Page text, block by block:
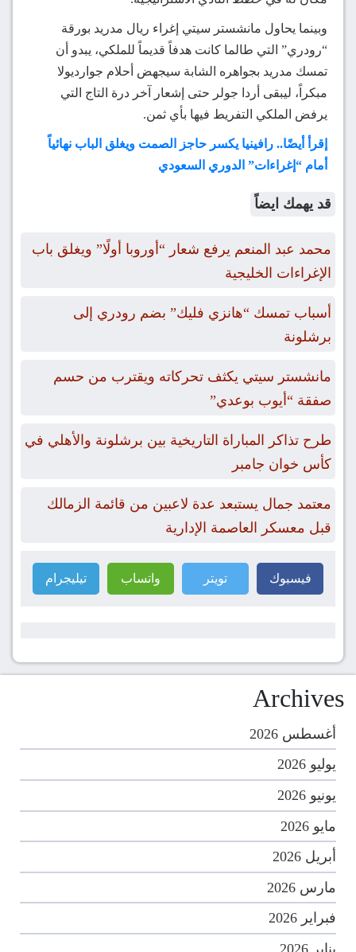
وبينما يحاول مانشستر سيتي إغراء ريال مدريد بورقة
“رودري” التي طالما كانت هدفاً قديماً للملكي، يبدو أن
تمسك مدريد بجواهره الشابة سيجهض أحلام جوارديولا
مبكراً، ليبقى أردا جولر حتى إشعار آخر درة التاج التي
يرفض الملكي التفريط فيها بأي ثمن.
إقرأ أيضًا.. رافينيا يكسر حاجز الصمت ويغلق الباب نهائياً
أمام “إغراءات” الدوري السعودي
قد يهمك ايضاً
محمد عبد المنعم يرفع شعار “أوروبا أولًا” ويغلق باب
الإغراءات الخليجية
أسباب تمسك “هانزي فليك” بضم رودري إلى
برشلونة
مانشستر سيتي يكثف تحركاته ويقترب من حسم
صفقة “أيوب بوعدي”
طرح تذاكر المباراة التاريخية بين برشلونة والأهلي في
كأس خوان جامبر
معتمد جمال يستبعد عدة لاعبين من قائمة الزمالك
قبل معسكر العاصمة الإدارية
فيسبوك تويتر واتساب تيليجرام
Archives
أغسطس 2026
يوليو 2026
يونيو 2026
مايو 2026
أبريل 2026
مارس 2026
فبراير 2026
يناير 2026